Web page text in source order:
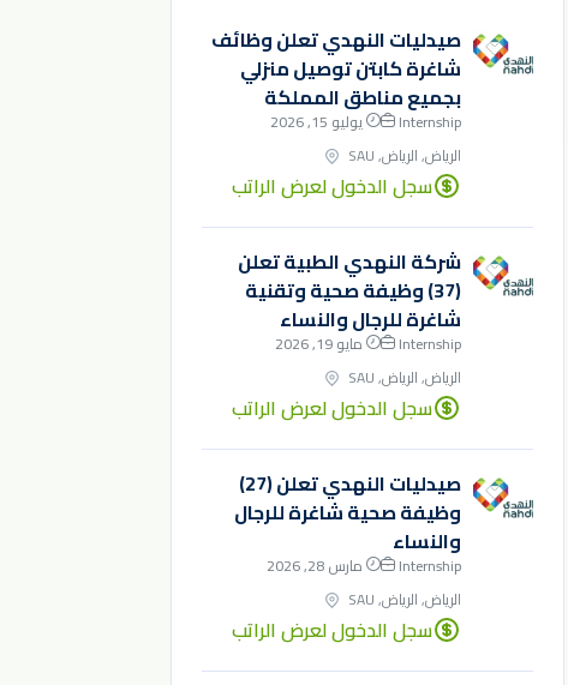
صيدليات النهدي تعلن وظائف
شاغرة كابتن توصيل منزلي
بجميع مناطق المملكة
Internship
يوليو 15, 2026
الرياض, الرياض, SAU
سجل الدخول لعرض الراتب
شركة النهدي الطبية تعلن
(37) وظيفة صحية وتقنية
شاغرة للرجال والنساء
Internship
مايو 19, 2026
الرياض, الرياض, SAU
سجل الدخول لعرض الراتب
صيدليات النهدي تعلن (27)
وظيفة صحية شاغرة للرجال
والنساء
Internship
مارس 28, 2026
الرياض, الرياض, SAU
سجل الدخول لعرض الراتب